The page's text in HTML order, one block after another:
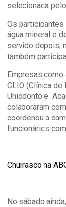
selecionada
Os participantes
água mineral e
servido depois,
também
Empresas como
CLIO (Clínica de
Uniodonto e
colaboraram
coordenou a
funcionários com
Churrasco na
No sábado